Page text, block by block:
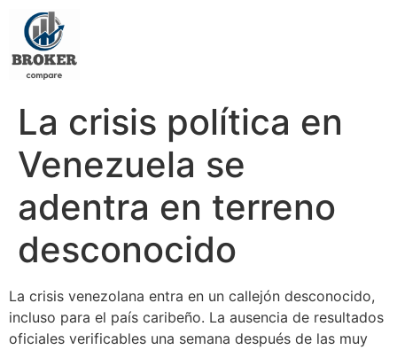
La crisis política en
Venezuela se
adentra en terreno
desconocido
La crisis venezolana entra en un callejón desconocido,
incluso para el país caribeño. La ausencia de resultados
oficiales verificables una semana después de las muy